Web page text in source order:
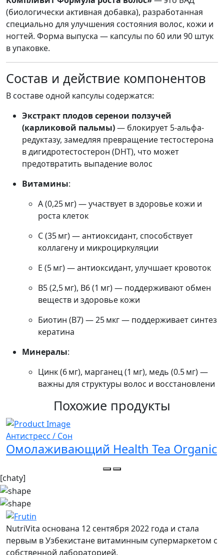
(биологически активная добавка), разработанная
специально для улучшения состояния волос, кожи и
ногтей. Форма выпуска — капсулы по 60 или 90 штук
в упаковке.
Состав и действие компонентов
В составе одной капсулы содержатся:
Экстракт плодов серенои ползучей
(карликовой пальмы)— блокирует 5-альфа-
редуктазу, замедляя превращение тестостерона
в дигидротестостерон (DHT), что может
предотвратить выпадение волос
Витамины:
A (0,25 мг) — участвует в здоровье кожи и
роста клеток
C (35 мг) — антиоксидант, способствует
коллагену и микроциркуляции
E (5 мг) — антиоксидант, улучшает кровоток
B5 (2,5 мг), B6 (1 мг) — поддерживают обмен
веществ и здоровье кожи
Биотин (B7) — 25 мкг — поддерживает синтез
кератина
Минералы:
Цинк (6 мг), марганец (1 мг), медь (0.5 мг) —
важны для структуры волос и восстановлени
Похожие продукты
Антистресс / Сон
Омолаживающий Health Tea Organic
[chaty]
NutriVita основана 12 сентября 2022 года и стала
первым в Узбекистане витаминным супермаркетом с
собственной лабораторией.